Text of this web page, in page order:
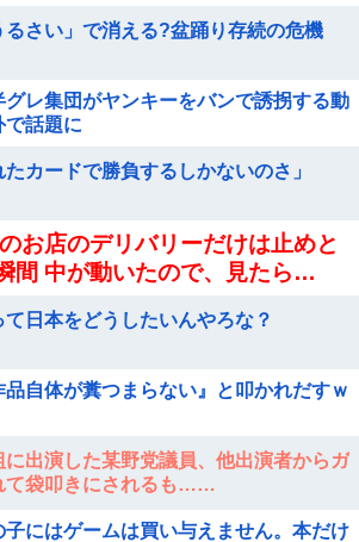
るさい」で消える?盆踊り存続の危機
レ集団がヤンキーをバンで誘拐する動
で話題に
カードで勝負するしかないのさ」
お店のデリバリーだけは止めと
間 中が動いたので、見たら…
日本をどうしたいんやろな？
自体が糞つまらない』と叩かれだすｗ
に出演した某野党議員、他出演者からガ
て袋叩きにされるも……
子にはゲームは買い与えません。本だけ